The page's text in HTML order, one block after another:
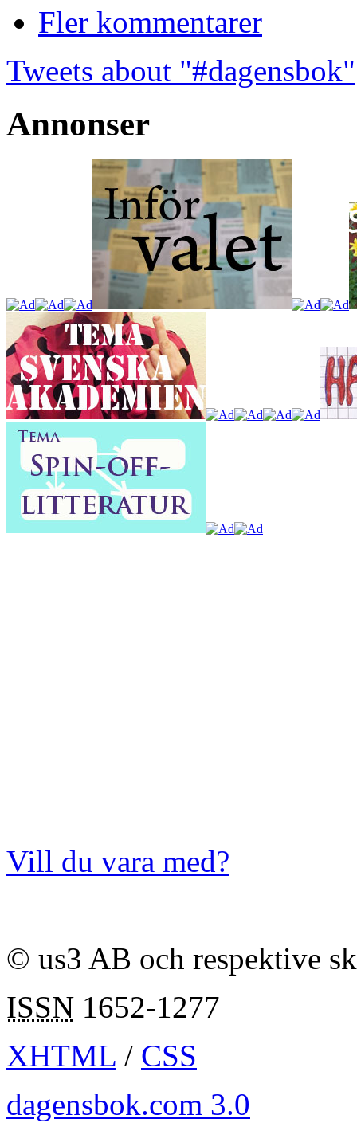
Fler kommentarer
Tweets about "#dagensbok"
Annonser
Vill du vara med?
© us3 AB och respektive
ISSN 1652-1277
XHTML / CSS
dagensbok.com 3.0